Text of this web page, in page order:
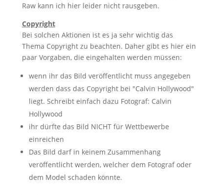
Raw kann ich hier leider nicht rausgeben.
Copyright
Bei solchen Aktionen ist es ja sehr wichtig das
Thema Copyright zu beachten. Daher gibt es hier ein
paar Vorgaben, die eingehalten werden müssen:
wenn ihr das Bild veröffentlicht muss angegeben
werden dass das Copyright bei "Calvin Hollywood"
liegt. Schreibt einfach dazu Fotograf: Calvin
Hollywood
ihr dürfte das Bild NICHT für Wettbewerbe
einreichen
Das Bild darf in keinem Zusammenhang
veröffentlicht werden, welcher dem Fotograf oder
dem Model schaden könnte.